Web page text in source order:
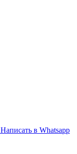
Написать в Whatsapp